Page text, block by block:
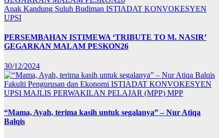
Anak Kandung Suluh Budiman ISTIADAT KONVOKESYEN
UPSI
PERSEMBAHAN ISTIMEWA ‘TRIBUTE TO M. NASIR’
GEGARKAN MALAM PESKON26
30/12/2024
Fakulti Pengurusan dan Ekonomi ISTIADAT KONVOKESYEN
UPSI MAJLIS PERWAKILAN PELAJAR (MPP) MPP
“Mama, Ayah, terima kasih untuk segalanya” – Nur Atiqa
Balqis